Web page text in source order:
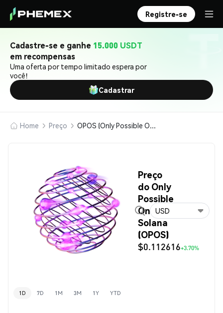
Registre-se
Cadastre-se e ganhe 15.000 USDT
em recompensas
Uma oferta por tempo limitado espera por
você!
Cadastrar
Home Preço OPOS (Only Possible On Solana)
Preço
do Only
Possible
On
Solana
(OPOS)
$0.112616+3.70%
USD
1D 7D 1M 3M 1Y YTD